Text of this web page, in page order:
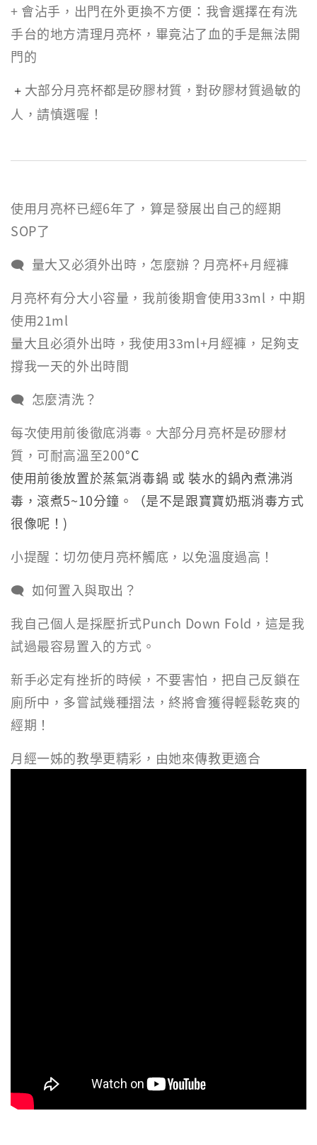
+ 會沾手，出門在外更換不方便：我會選擇在有洗
手台的地方清理月亮杯，畢竟沾了血的手是無法開
門的
+ 大部分月亮杯都是矽膠材質，對矽膠材質過敏的
人，請慎選喔！
使用月亮杯已經6年了，算是發展出自己的經期
SOP了
🗨 量大又必須外出時，怎麼辦？月亮杯+月經褲
月亮杯有分大小容量，我前後期會使用33ml，中期
使用21ml
量大且必須外出時，我使用33ml+月經褲，足夠支
撐我一天的外出時間
🗨 怎麼清洗？
每次使用前後徹底消毒。大部分月亮杯是矽膠材
質，可耐高溫至200°C
使用前後放置於蒸氣消毒鍋 或 裝水的鍋內煮沸消
毒，滾煮5~10分鐘。（是不是跟寶寶奶瓶消毒方式
很像呢！)
小提醒：切勿使月亮杯觸底，以免溫度過高！
🗨 如何置入與取出？
我自己個人是採壓折式Punch Down Fold，這是我
試過最容易置入的方式。
新手必定有挫折的時候，不要害怕，把自己反鎖在
廁所中，多嘗試幾種摺法，終將會獲得輕鬆乾爽的
經期！
月經一姊的教學更精彩，由她來傳教更適合